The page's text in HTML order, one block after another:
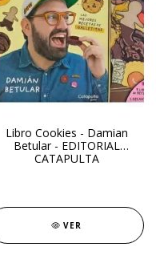
Libro Cookies - Damian
Betular - EDITORIAL
CATAPULTA
VER